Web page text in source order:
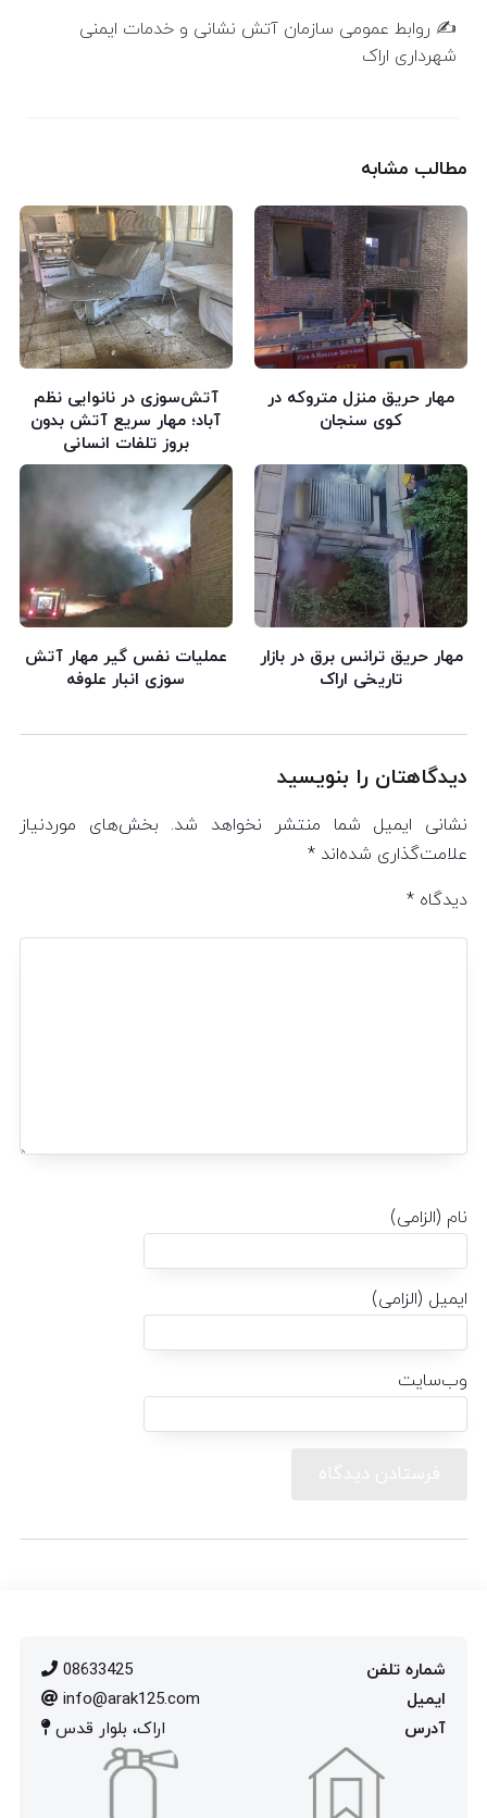
✍️ روابط عمومی سازمان آتش نشانی و خدمات ایمنی
شهرداری اراک
مطالب مشابه
مهار حریق منزل متروکه در
کوی سنجان
آتش‌سوزی در نانوایی نظم
آباد؛ مهار سریع آتش بدون
بروز تلفات انسانی
مهار حریق ترانس برق در بازار
تاریخی اراک
عملیات نفس گیر مهار آتش
سوزی انبار علوفه
دیدگاهتان را بنویسید
نشانی ایمیل شما منتشر نخواهد شد. بخش‌های موردنیاز
علامت‌گذاری شده‌اند *
دیدگاه *
نام (الزامی)
ایمیل (الزامی)
وب‌سایت
شماره تلفن
08633425
ایمیل
info@arak125.com
آدرس
اراک، بلوار قدس